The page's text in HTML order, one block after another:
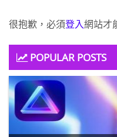
很抱歉，必須登入網站才
POPULAR POSTS